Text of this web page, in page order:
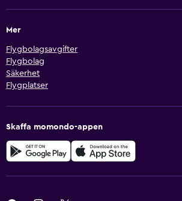
Mer
Flygbolagsavgifter
Flygbolag
Säkerhet
Flygplatser
Skaffa momondo-appen